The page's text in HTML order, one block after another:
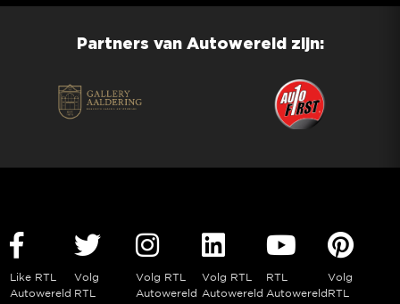
Partners van Autowereld zijn:
Like RTL
Autowereld
Volg
RTL
Volg RTL
Autowereld
Volg RTL
Autowereld
RTL
Autowereld
Volg
RTL